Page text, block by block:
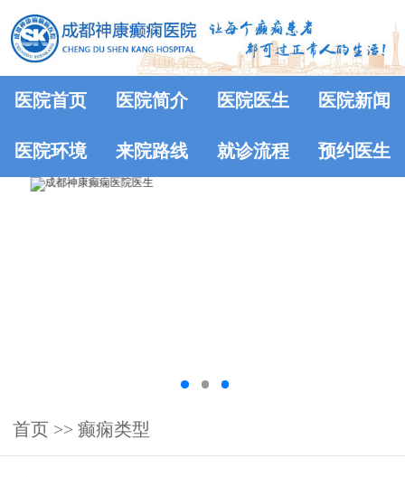
医院首页 医院简介 医院医生 医院新闻
医院环境 来院路线 就诊流程 预约医生
首页 >> 癫痫类型